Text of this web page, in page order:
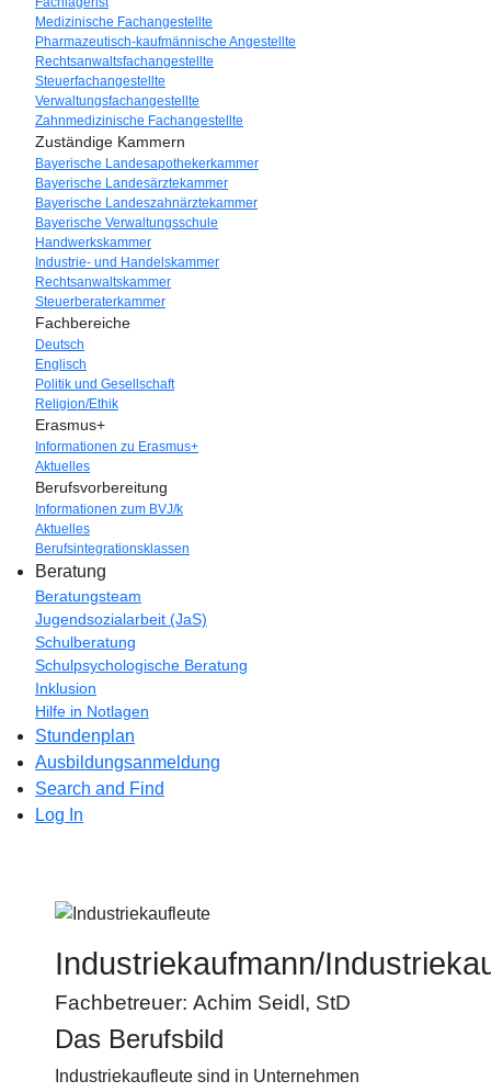
Medizinische Fachangestellte
Pharmazeutisch-kaufmännische Angestellte
Rechtsanwaltsfachangestellte
Steuerfachangestellte
Verwaltungsfachangestellte
Zahnmedizinische Fachangestellte
Zuständige Kammern
Bayerische Landesapothekerkammer
Bayerische Landesärztekammer
Bayerische Landeszahnärztekammer
Bayerische Verwaltungsschule
Handwerkskammer
Industrie- und Handelskammer
Rechtsanwaltskammer
Steuerberaterkammer
Fachbereiche
Deutsch
Englisch
Politik und Gesellschaft
Religion/Ethik
Erasmus+
Informationen zu Erasmus+
Aktuelles
Berufsvorbereitung
Informationen zum BVJ/k
Aktuelles
Berufsintegrationsklassen
Beratung
Beratungsteam
Jugendsozialarbeit (JaS)
Schulberatung
Schulpsychologische Beratung
Inklusion
Hilfe in Notlagen
Stundenplan
Ausbildungsanmeldung
Search and Find
Log In
Industriekaufmann/
Fachbetreuer: Achim Seidl, StD
Das Berufsbild
Industriekaufleute sind in Unternehmen